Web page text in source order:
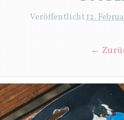
Veröffentlicht12.
←